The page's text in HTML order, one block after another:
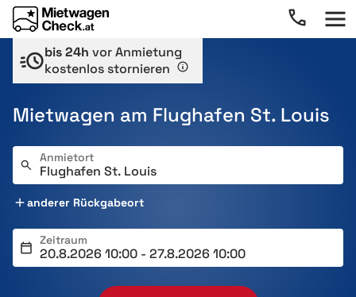
bis 24h vor Anmietung
kostenlos stornieren
Mietwagen am Flughafen St. Louis
Anmietort
anderer Rückgabeort
Zeitraum